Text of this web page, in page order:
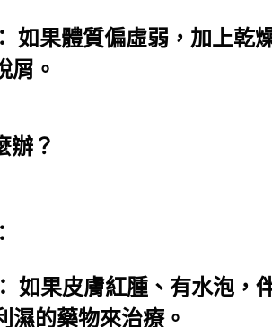
如果體質偏虛弱，加上乾
屑。
辦？
如果皮膚紅腫、有水泡，
濕的藥物來治療。